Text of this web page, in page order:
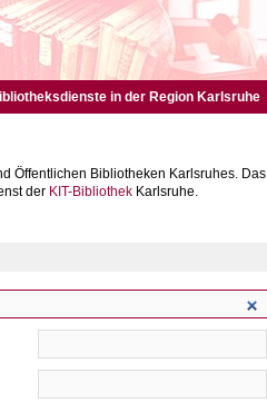
in der Region Karlsruhe
Öffentlichen Bibliotheken Karlsruhes. Das
der KIT-Bibliothek Karlsruhe.